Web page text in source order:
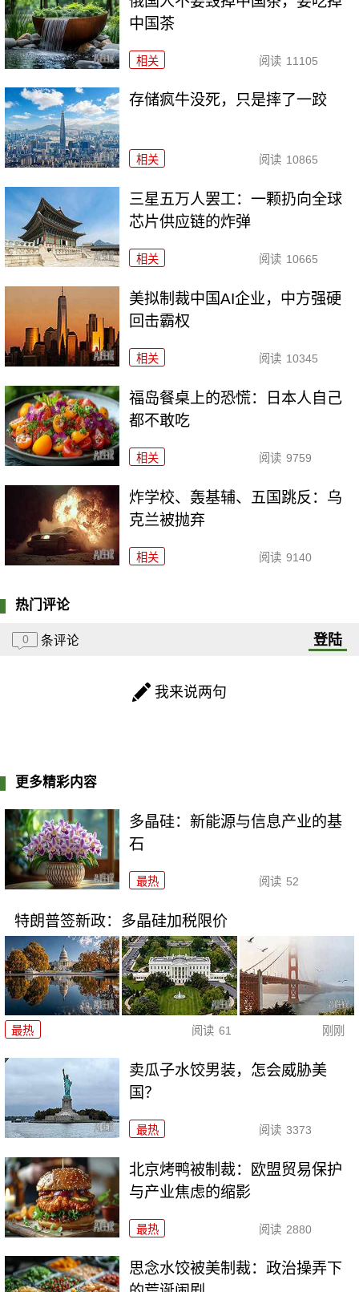
中国茶
相关 阅读 11105
存储疯牛没死，只是摔了一跤
相关 阅读 10865
三星五万人罢工：一颗扔向全球
芯片供应链的炸弹
相关 阅读 10665
美拟制裁中国AI企业，中方强硬
回击霸权
相关 阅读 10345
福岛餐桌上的恐慌：日本人自己
都不敢吃
相关 阅读 9759
炸学校、轰基辅、五国跳反：乌
克兰被抛弃
相关 阅读 9140
热门评论
0 条评论 登陆
我来说两句
更多精彩内容
多晶硅：新能源与信息产业的基
石
最热 阅读 52
特朗普签新政：多晶硅加税限价
最热 阅读 61 刚刚
卖瓜子水饺男装，怎会威胁美
国？
最热 阅读 3373
北京烤鸭被制裁：欧盟贸易保护
与产业焦虑的缩影
最热 阅读 2880
思念水饺被美制裁：政治操弄下